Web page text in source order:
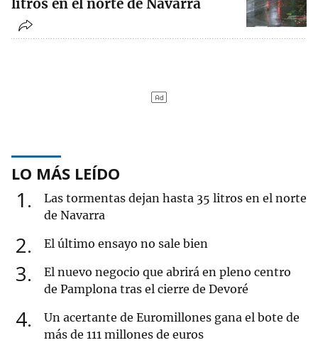
litros en el norte de Navarra
LO MÁS LEÍDO
1
Las tormentas dejan hasta 35 litros en el norte
de Navarra
2 El último ensayo no sale bien
3
El nuevo negocio que abrirá en pleno centro
de Pamplona tras el cierre de Devoré
4
Un acertante de Euromillones gana el bote de
más de 111 millones de euros